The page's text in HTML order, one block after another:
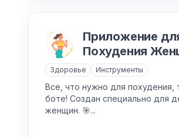
Приложение
Похудения
Здоровье Инструменты
Все, что нужно для похудения,
боте! Создан специально для
женщин. 🎯...